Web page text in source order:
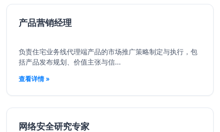
产品营销经理
负责住宅业务线代理端产品的市场推广策略制定与执行，包
括产品发布规划、价值主张与信...
查看详情 »
网络安全研究专家